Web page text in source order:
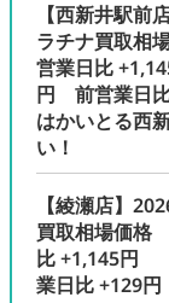
【西新井駅
ラチナ買取
営業日比
円 前営業日
はかいとる西
い！
【綾瀬店】
買取相場価格
比 +1,145円
業日比 +129円